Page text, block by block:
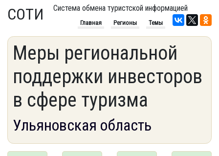
СОТИ Система обмена туристской информацией
Главная Регионы Темы
Меры региональной
поддержки инвесторов
в сфере туризма
Ульяновская область